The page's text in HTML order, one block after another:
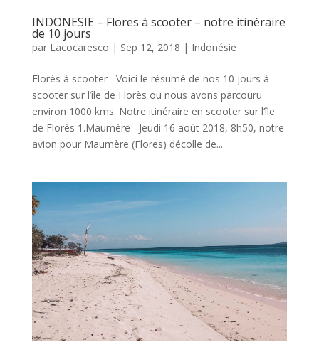
INDONESIE – Flores à scooter – notre itinéraire
de 10 jours
par Lacocaresco | Sep 12, 2018 | Indonésie
Florès à scooter Voici le résumé de nos 10 jours à
scooter sur l’île de Florès ou nous avons parcouru
environ 1000 kms. Notre itinéraire en scooter sur l’île
de Florès 1.Maumère Jeudi 16 août 2018, 8h50, notre
avion pour Maumère (Flores) décolle de...